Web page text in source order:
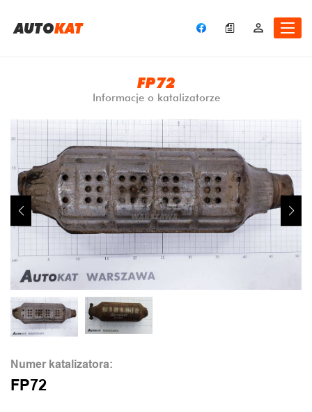
AUTOKAT
FP72
Informacje o katalizatorze
Numer katalizatora:
FP72